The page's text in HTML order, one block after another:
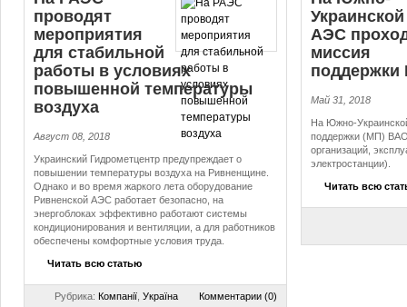
проводят
мероприятия
для стабильной
работы в условиях
повышенной температуры
воздуха
Август 08, 2018
Украинский Гидрометцентр предупреждает о
повышении температуры воздуха на Ривненщине.
Однако и во время жаркого лета оборудование
Ривненской АЭС работает безопасно, на
энергоблоках эффективно работают системы
кондиционирования и вентиляции, а для работников
обеспечены комфортные условия труда.
Читать всю статью
Рубрика: Компанії Україна Комментарии (0)
Украинской
АЭС
миссия
Май 31, 2018
На Южно-
поддержки (МП)
организаций,
электростанции).
Читать всю